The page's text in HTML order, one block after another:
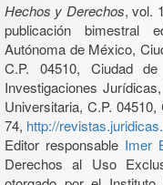
Hechos y Derechos, vol.
publicación bimestral
Autónoma de México,
C.P. 04510, Ciudad
Investigaciones
Universitaria, C.P.
74, http://
Editor responsable Imer
Derechos al Uso